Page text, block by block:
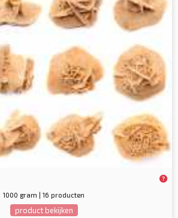
1000 gram | 16 producten
product bekijken